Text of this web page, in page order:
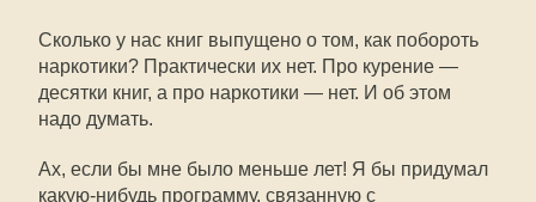
Сколько у нас книг выпущено о том, как побороть
наркотики? Практически их нет. Про курение —
десятки книг, а про наркотики — нет. И об этом
надо думать.
Ах, если бы мне было меньше лет! Я бы придумал
какую-нибудь программу, связанную с